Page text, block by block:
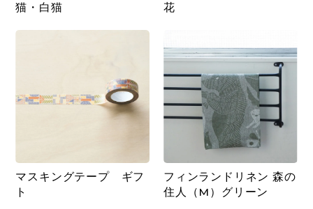
猫・白猫
花
マスキングテープ ギフ
ト
フィンランドリネン 森の
住人（M）グリーン